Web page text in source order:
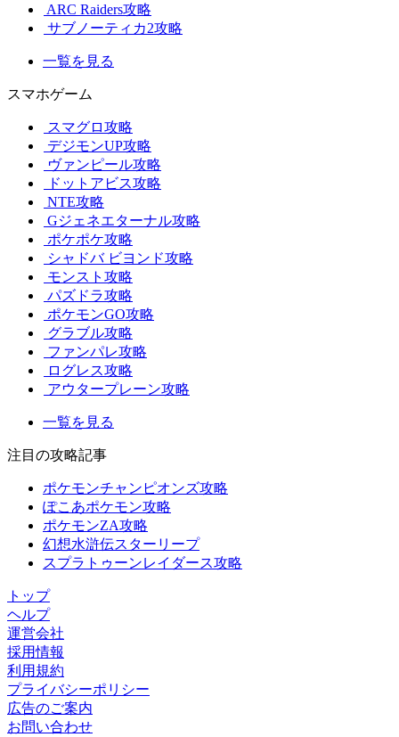
ARC Raiders攻略
サブノーティカ2攻略
一覧を見る
スマホゲーム
スマグロ攻略
デジモンUP攻略
ヴァンピール攻略
ドットアビス攻略
NTE攻略
Gジェネエターナル攻略
ポケポケ攻略
シャドバ ビヨンド攻略
モンスト攻略
パズドラ攻略
ポケモンGO攻略
グラブル攻略
ファンパレ攻略
ログレス攻略
アウタープレーン攻略
一覧を見る
注目の攻略記事
ポケモンチャンピオンズ攻略
ぽこあポケモン攻略
ポケモンZA攻略
幻想水滸伝スターリープ
スプラトゥーンレイダース攻略
トップ
ヘルプ
運営会社
採用情報
利用規約
プライバシーポリシー
広告のご案内
お問い合わせ